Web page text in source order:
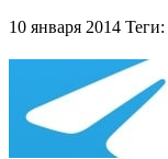
10 января 2014 Теги: